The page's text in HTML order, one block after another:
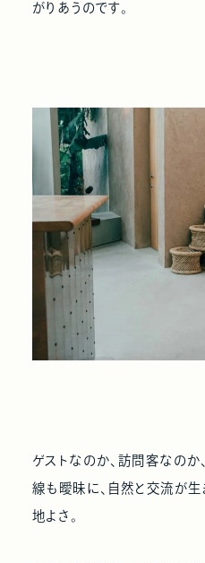
がりあうのです。
ゲストなのか、訪問客なのか
線も曖昧に、自然と交流が
地よさ。